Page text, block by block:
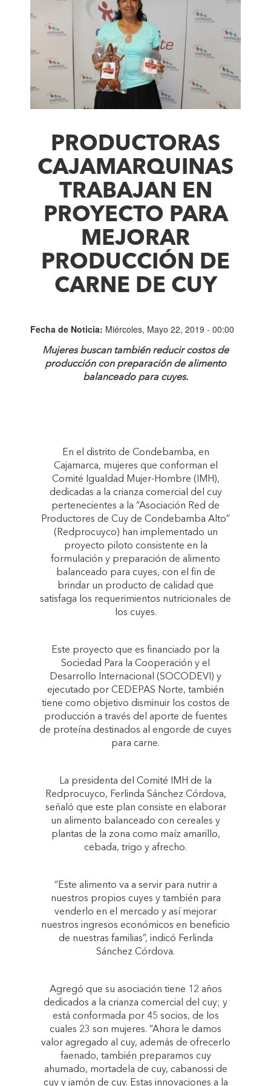
PRODUCTORAS
CAJAMARQUINAS
TRABAJAN EN
PROYECTO PARA
MEJORAR
PRODUCCIÓN DE
CARNE DE CUY
Fecha de Noticia: Miércoles, Mayo 22, 2019 - 00:00
Mujeres buscan también reducir costos de
producción con preparación de alimento
balanceado para cuyes.
En el distrito de Condebamba, en
Cajamarca, mujeres que conforman el
Comité Igualdad Mujer-Hombre (IMH),
dedicadas a la crianza comercial del cuy
pertenecientes a la “Asociación Red de
Productores de Cuy de Condebamba Alto”
(Redprocuyco) han implementado un
proyecto piloto consistente en la
formulación y preparación de alimento
balanceado para cuyes, con el fin de
brindar un producto de calidad que
satisfaga los requerimientos nutricionales de
los cuyes.
Este proyecto que es financiado por la
Sociedad Para la Cooperación y el
Desarrollo Internacional (SOCODEVI) y
ejecutado por CEDEPAS Norte, también
tiene como objetivo disminuir los costos de
producción a través del aporte de fuentes
de proteína destinados al engorde de cuyes
para carne.
La presidenta del Comité IMH de la
Redprocuyco, Ferlinda Sánchez Córdova,
señaló que este plan consiste en elaborar
un alimento balanceado con cereales y
plantas de la zona como maíz amarillo,
cebada, trigo y afrecho.
“Este alimento va a servir para nutrir a
nuestros propios cuyes y también para
venderlo en el mercado y así mejorar
nuestros ingresos económicos en beneficio
de nuestras familias”, indicó Ferlinda
Sánchez Córdova.
Agregó que su asociación tiene 12 años
dedicados a la crianza comercial del cuy; y
está conformada por 45 socios, de los
cuales 23 son mujeres. “Ahora le damos
valor agregado al cuy, además de ofrecerlo
faenado, también preparamos cuy
ahumado, mortadela de cuy, cabanossi de
cuy y jamón de cuy. Estas innovaciones a la